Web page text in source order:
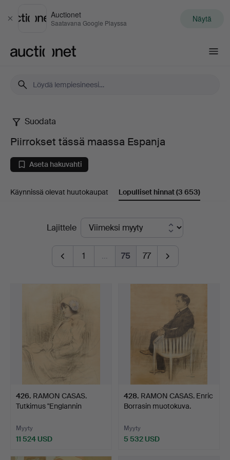
Sulje
Auctionet
Saatavana Google Playssa Näytä
Piirrokset
tässä
maassa
Espanja
Suodata
Piirrokset tässä maassa Espanja
Aseta hakuvahti
Käynnissä olevat huutokaupat Lopulliset hinnat(3 653)
LopullisetLajittele
1 … 75 77
426. RAMON CASAS.
Tutkimus "Englannin
Myyty
11 524 USD
428. RAMON CASAS. Enric
Borrasin muotokuva.
Myyty
5 532 USD